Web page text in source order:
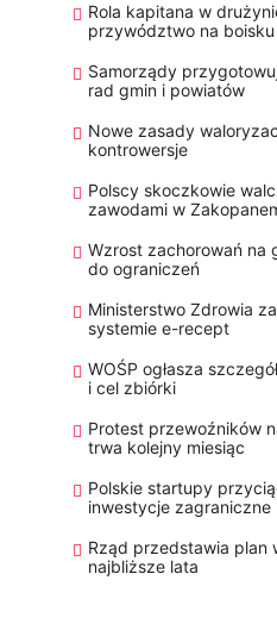
Rola kapitana w
przywództwo na
Samorządy
rad gmin i powiatów
Nowe zasady
kontrowersje
Polscy skoczkowie
zawodami w
Wzrost zachorowań na
do ograniczeń
Ministerstwo Zdrowia
systemie e-recept
WOŚP ogłasza
i cel zbiórki
Protest przewoźników
trwa kolejny miesiąc
Polskie startupy
inwestycje zagraniczne
Rząd przedstawia plan
najbliższe lata